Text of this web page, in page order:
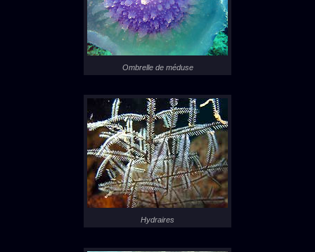
Ombrelle de méduse
Hydraires